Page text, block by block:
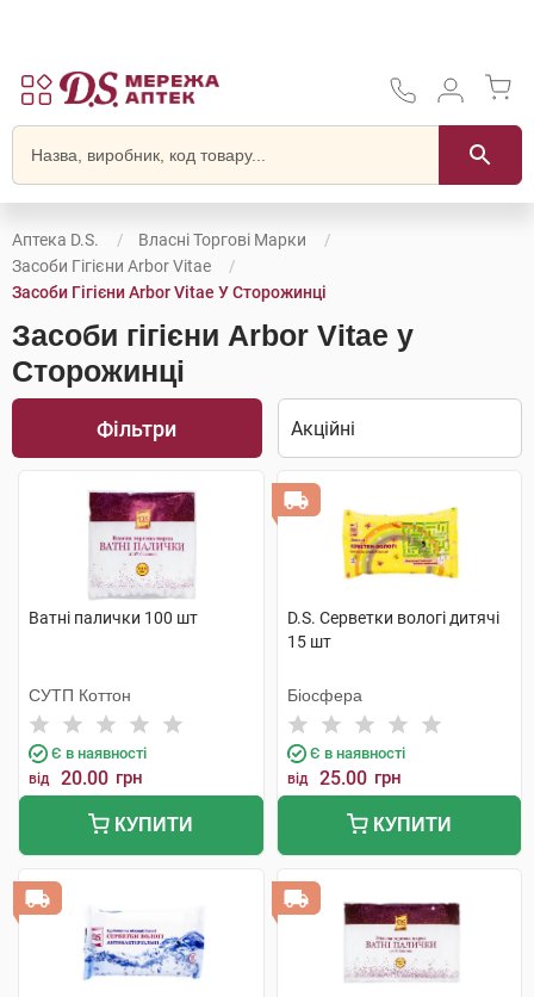
Аптека D.S.
Власні Торгові Марки
Засоби Гігієни Arbor Vitae
Засоби Гігієни Arbor Vitae У Сторожинці
Засоби гігієни Arbor Vitae у
Сторожинці
Фільтри
Ватні палички 100 шт
СУТП Коттон
Є в наявності
від 20.00 грн
КУПИТИ
D.S. Серветки вологі дитячі
15 шт
Біосфера
Є в наявності
від 25.00 грн
КУПИТИ